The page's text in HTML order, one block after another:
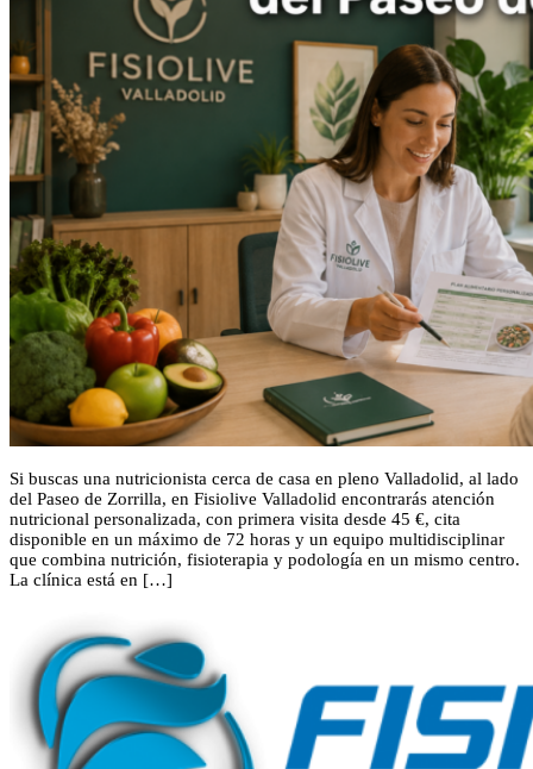
Si buscas una nutricionista cerca de casa en pleno Valladolid, al lado
del Paseo de Zorrilla, en Fisiolive Valladolid encontrarás atención
nutricional personalizada, con primera visita desde 45 €, cita
disponible en un máximo de 72 horas y un equipo multidisciplinar
que combina nutrición, fisioterapia y podología en un mismo centro.
La clínica está en […]